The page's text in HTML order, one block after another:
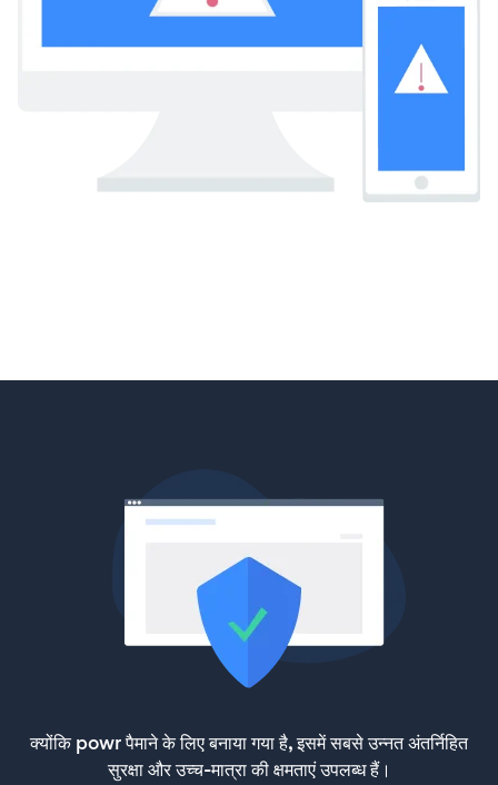
क्योंकि powr पैमाने के लिए बनाया गया है, इसमें सबसे उन्नत अंतर्निहित
सुरक्षा और उच्च-मात्रा की क्षमताएं उपलब्ध हैं।